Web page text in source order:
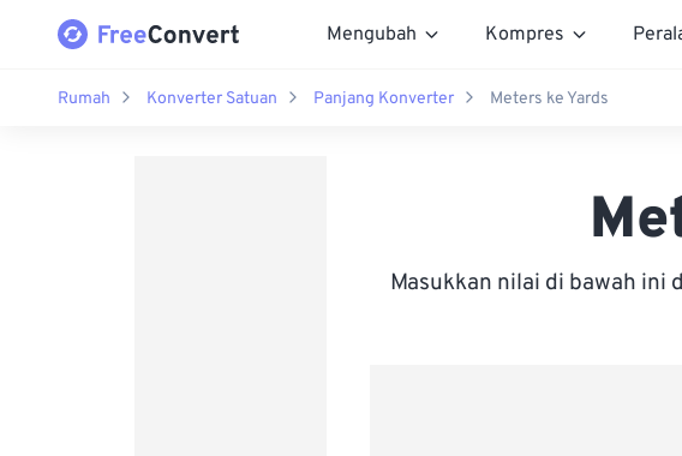
Mengubah Kompres
Rumah Konverter Satuan Panjang Konverter Meters ke Yards
Masukkan nilai di bawah ini